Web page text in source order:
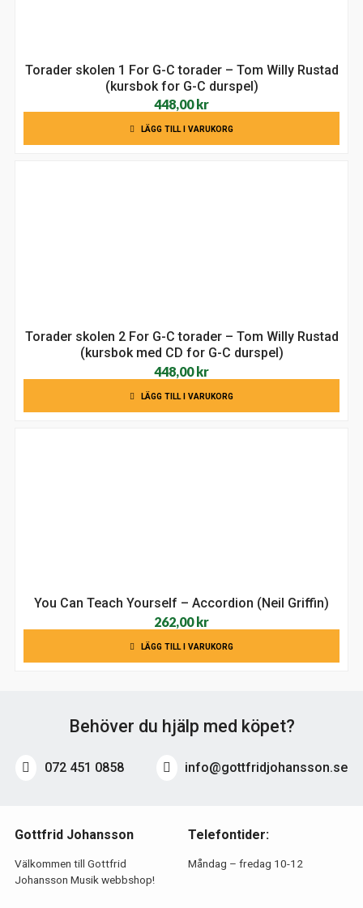
Torader skolen 1 For G-C torader – Tom Willy Rustad
(kursbok for G-C durspel)
448,00 kr
LÄGG TILL I VARUKORG
Torader skolen 2 For G-C torader – Tom Willy Rustad
(kursbok med CD for G-C durspel)
448,00kr
LÄGG TILL I VARUKORG
You Can Teach Yourself – Accordion (Neil Griffin)
262,00kr
LÄGG TILL I VARUKORG
Behöver du hjälp med köpet?
072 451 0858 info@gottfridjohansson.se
Gottfrid Johansson
Välkommen till Gottfrid
Johansson Musik webbshop!
Telefontider:
Måndag – fredag 10-12